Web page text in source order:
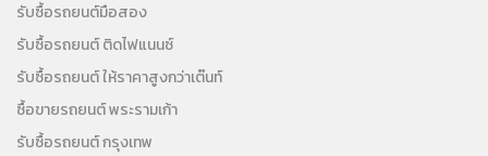
รับซื้อรถยนต์มือสอง
รับซื้อรถยนต์ ติดไฟแนนซ์
รับซื้อรถยนต์ ให้ราคาสูงกว่าเต๊นท์
ซื้อขายรถยนต์ พระรามเก้า
รับซื้อรถยนต์ กรุงเทพ